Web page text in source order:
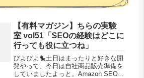
【有料マガジン】ちらの実験
室 vol51「SEOの経験はどこに
行っても役に立つね」
ぴよぴよ🐤土日はまったりと好きな開
発やって、今日は自社商品販売準備を
していましたよっと。Amazon SEOっ